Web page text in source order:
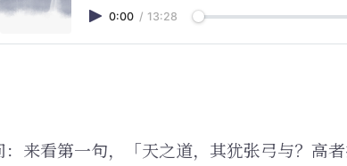
0:00 / 13:28
：来看第一句，「天之道，其犹张弓与？高